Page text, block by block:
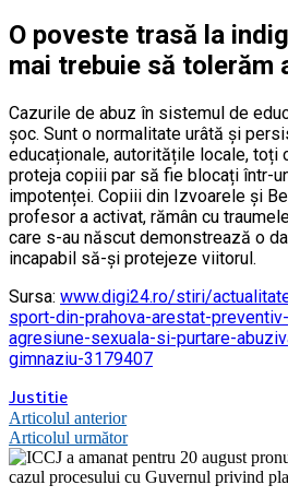
O poveste trasă la
mai trebuie să tolerăm
Cazurile de abuz în sistemul de
șoc. Sunt o normalitate urâtă și
educaționale, autoritățile locale, toți
proteja copiii par să fie blocați într-
impotenței. Copiii din Izvoarele și
profesor a activat, rămân cu
care s-au născut demonstrează o
incapabil să-și protejeze viitorul.
Sursa: www.digi24.ro/stiri/
sport-din-prahova-arestat-
agresiune-sexuala-si-purtare-
gimnaziu-3179407
Justitie
Navigare
în
articole
Articolul anterior
Articolul următor